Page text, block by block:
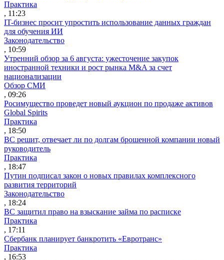
Практика
, 11:23
IT-бизнес просит упростить использование данных граждан
для обучения ИИ
Законодательство
, 10:59
Утренний обзор за 6 августа: ужесточение закупок
иностранной техники и рост рынка M&A за счет
национализации
Обзор СМИ
, 09:26
Росимущество проведет новый аукцион по продаже активов
Global Spirits
Практика
, 18:50
ВС решит, отвечает ли по долгам брошенной компании новый
руководитель
Практика
, 18:47
Путин подписал закон о новых правилах комплексного
развития территорий
Законодательство
, 18:24
ВС защитил право на взыскание займа по расписке
Практика
, 17:11
Сбербанк планирует банкротить «Евротранс»
Практика
, 16:53